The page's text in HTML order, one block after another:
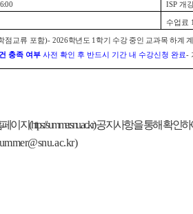
ISP 개
수업료
점교류 포함)- 2026학년도 1학기 수강 중인 교과목 하계
충족 여부 사전 확인 후 반드시 기간 내 수강신청 완료-
(https://summer.snu.ac.kr) 공지사항을 통해 확인